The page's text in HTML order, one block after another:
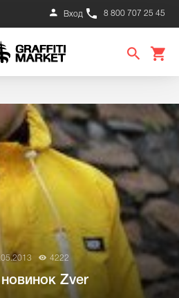
8 800 707 25 45
Вход
4222
Zver